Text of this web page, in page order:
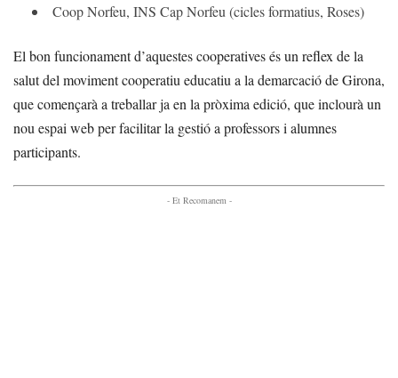
Coop Norfeu, INS Cap Norfeu (cicles formatius, Roses)
El bon funcionament d’aquestes cooperatives és un reflex de la
salut del moviment cooperatiu educatiu a la demarcació de Girona,
que començarà a treballar ja en la pròxima edició, que inclourà un
nou espai web per facilitar la gestió a professors i alumnes
participants.
- Et Recomanem -